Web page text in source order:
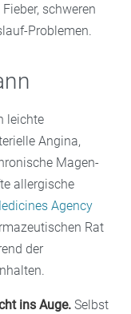
schweren
Problemen.
leichte
Angina,
Magen-
allergische
Agency
Rat
der
ins Auge. Selbst